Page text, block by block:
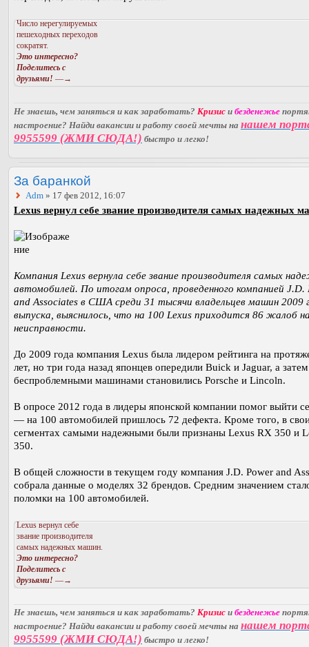
Число нерегулируемых
пешеходных переходов
сократят.
Это интересно?
Поделитесь с
друзьями! —→
Не знаешь, чем заняться и как заработать? Кризис и безденежье
настроение? Найди вакансии и работу своей мечты на нашем
9955599 (ЖМИ СЮДА!) быстро и легко!
За баранкой
Adm » 17 фев 2012, 16:07
Lexus вернул себе звание производителя самых надежных
Компания Lexus вернула себе звание производителя самых
автомобилей. По итогам опроса, проведенного компанией J.D.
and Associates в США среди 31 тысячи владельцев машин 2009
выпуска, выяснилось, что на 100 Lexus приходится 86 жалоб
неисправности.
До 2009 года компания Lexus была лидером рейтинга на
лет, но три года назад японцев опередили Buick и Jaguar, а
беспроблемными машинами становились Porsche и Lincoln.
В опросе 2012 года в лидеры японской компании помог выйти
— на 100 автомобилей пришлось 72 дефекта. Кроме того, в
сегментах самыми надежными были признаны Lexus RX 350 и
350.
В общей сложности в текущем году компания J.D. Power and
собрала данные о моделях 32 брендов. Средним значением
поломки на 100 автомобилей.
Lexus вернул себе
звание производителя
самых надежных машин.
Это интересно?
Поделитесь с
друзьями! —→
Не знаешь, чем заняться и как заработать? Кризис и безденежье
настроение? Найди вакансии и работу своей мечты на нашем
9955599 (ЖМИ СЮДА!) быстро и легко!